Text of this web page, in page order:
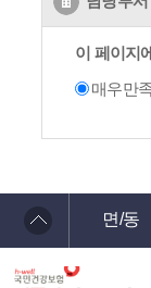
이 페이지
매우만
면/동